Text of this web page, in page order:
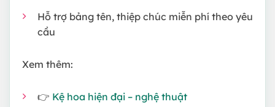
Hỗ trợ bảng tên, thiệp chúc miễn phí theo yêu
cầu
Xem thêm:
👉 Kệ hoa hiện đại – nghệ thuật